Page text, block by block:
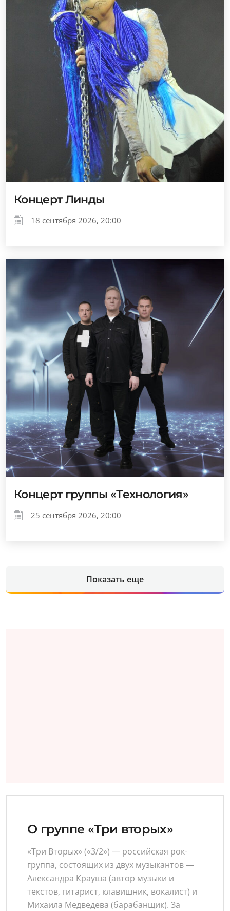
Концерт Линды
18 сентября 2026, 20:00
Концерт группы «Технология»
25 сентября 2026, 20:00
Показать еще
О группе «Три вторых»
«Три Вторых» («3/2») — российская рок-
группа, состоящих из двух музыкантов —
Александра Крауша (автор музыки и
текстов, гитарист, клавишник, вокалист) и
Михаила Медведева (барабанщик). За